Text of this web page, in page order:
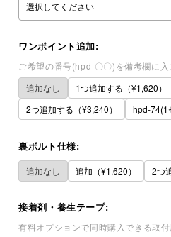
ワンポイント追加:
ご希望の番号(hpd-〇〇)を備考欄に入
追加なし
1つ追加する（¥1,620）
2つ追加する（¥3,240）
hpd-74(1
裏ボルト仕様:
追加なし 追加（¥1,620） 2つ
接着剤・養生テープ:
有料オプションで同時購入できる取